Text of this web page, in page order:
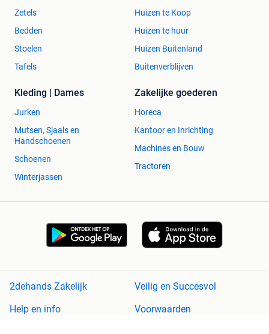
Zetels
Bedden
Stoelen
Tafels
Huizen te Koop
Huizen te huur
Huizen Buitenland
Buitenverblijven
Kleding | Dames
Jurken
Mutsen, Sjaals en
Handschoenen
Schoenen
Winterjassen
Zakelijke goederen
Horeca
Kantoor en Inrichting
Machines en Bouw
Tractoren
2dehands Zakelijk
Veilig en Succesvol
Help en info
Voorwaarden